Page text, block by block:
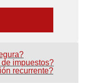
impuestos?
recurrente?